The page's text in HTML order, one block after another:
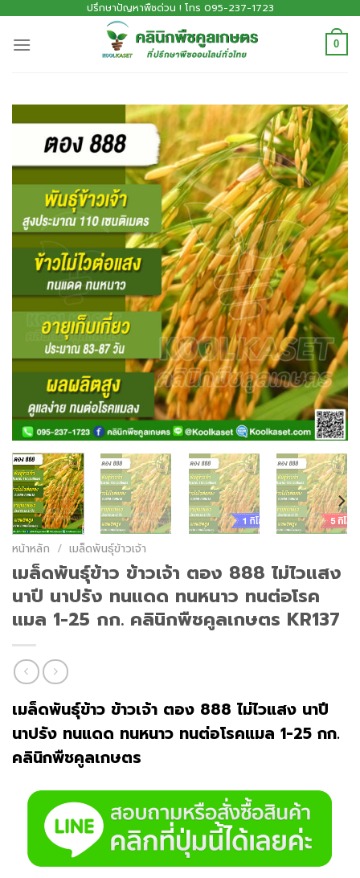
ปรึกษาปัญหาพืชด่วน ! โทร 095-237-1723
0
หน้าหลัก / เมล็ดพันธุ์ข้าวเจ้า
เมล็ดพันธุ์​ข้าว ข้าวเจ้า ตอง 888 ไม่ไวแสง
นาปี นาปรัง ทนแดด ทนหนาว ทนต่อโรค
แมล 1-25 กก. คลินิกพืชคูลเกษตร KR137
เมล็ดพันธุ์ข้าว ข้าวเจ้า ตอง 888 ไม่ไวแสง นาปี
นาปรัง ทนแดด ทนหนาว ทนต่อโรคแมล 1-25 กก.
คลินิกพืชคูลเกษตร